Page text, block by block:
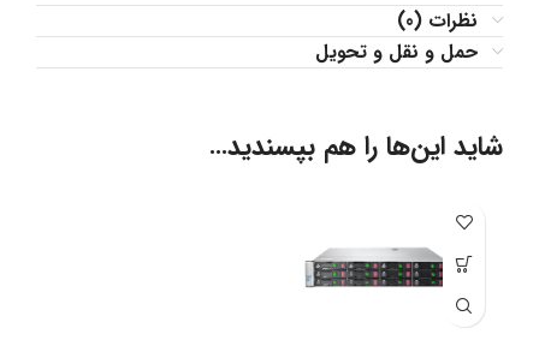
نظرات (0)
حمل و نقل و تحویل
شاید این‌ها را هم بپسندید…